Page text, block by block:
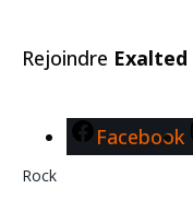
Rejoindre Exalted
Facebook
Rock